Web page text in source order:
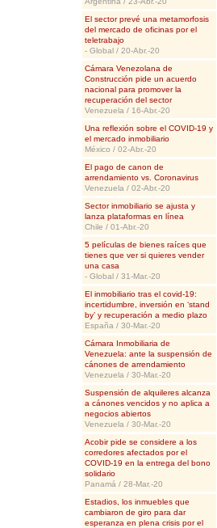
El sector prevé una metamorfosis
del mercado de oficinas por el
teletrabajo
- Global / 20-Abr.-20
Cámara Venezolana de
Construcción pide un acuerdo
nacional para promover la
recuperación del sector
Venezuela / 16-Abr.-20
Una reflexión sobre el COVID-19 y
el mercado inmobiliario
México / 02-Abr.-20
El pago de canon de
arrendamiento vs. Coronavirus
Venezuela / 02-Abr.-20
Sector inmobiliario se ajusta y
lanza plataformas en línea
Chile / 01-Abr.-20
5 películas de bienes raíces que
tienes que ver si quieres vender
una casa
- Global / 31-Mar.-20
El inmobiliario tras el covid-19:
incertidumbre, inversión en ‘stand
by’ y recuperación a medio plazo
España / 30-Mar.-20
Cámara Inmobiliaria de
Venezuela: ante la suspensión de
cánones de arrendamiento
Venezuela / 30-Mar.-20
Suspensión de alquileres alcanza
a cánones vencidos y no aplica a
negocios abiertos
Venezuela / 30-Mar.-20
Acobir pide se considere a los
corredores afectados por el
COVID-19 en la entrega del bono
solidario
Panamá / 28-Mar.-20
Estadios, los inmuebles que
cambiaron de giro para dar
esperanza en plena crisis por el